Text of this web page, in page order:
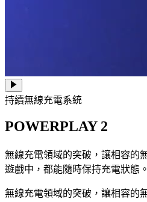
持續無線充電系統
POWERPLAY 2
無線充電領域的突破，讓相容的
遊戲中，都能隨時保持充電狀態。
無線充電領域的突破，讓相容的